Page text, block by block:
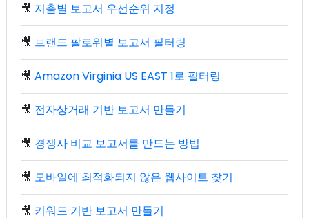
🎥 지출별 보고서 우선순위 지정
🎥 브랜드 팔로워별 보고서 필터링
🎥 Amazon Virginia US EAST 1로 필터링
🎥 전자상거래 기반 보고서 만들기
🎥 경쟁사 비교 보고서를 만드는 방법
🎥 모바일에 최적화되지 않은 웹사이트 찾기
🎥 키워드 기반 보고서 만들기